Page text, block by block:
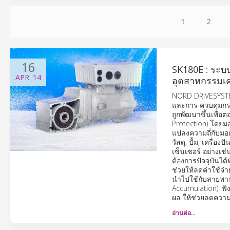
1 2
16
APR '14
SK180E : ร
อุตสาหกรรม
NORD
และการ ควบคุมก
ถูกพัฒนาขึ้นเพื่อต
Protection) โดย
แปลงความถี่กับมอ
วัสดุ, ปั้ม, เครื่อง
เซ็นเซอร์ อย่างเ
ต้องการปัจจุบันไ
ช่วยให้ลดค่าใช้จ่
นำไปใช้กับสายพา
Accumulation).
ผล ให้ช่วยลดควา
อ่านต่อ…